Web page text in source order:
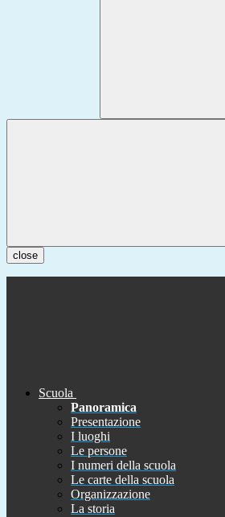
close
Scuola
Panoramica
Presentazione
I luoghi
Le persone
I numeri della scuola
Le carte della scuola
Organizzazione
La storia